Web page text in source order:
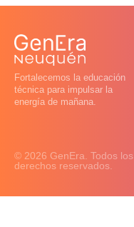
Fortalecemos la educación
técnica para impulsar la
energía de mañana.
© 2026 GenEra. Todos los
derechos reservados.